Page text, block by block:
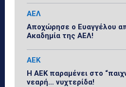
ΑΕΛ
Αποχώρησε ο Ευαγγέλου
Ακαδημία της ΑΕΛ!
ΑΕΚ
Η ΑΕΚ παραμένει στο
νεαρή… νυχτερίδα!